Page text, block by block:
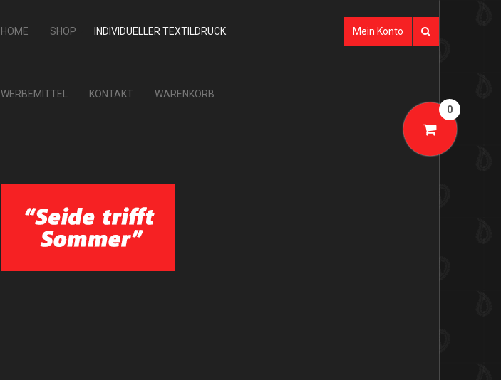
HOME SHOP INDIVIDUELLER TEXTILDRUCK
WERBEMITTEL KONTAKT
WARENKORB
0
Mein Konto
ZURÜCK ZU: TEXTILDRUCK
Tücher, Shirts und vieles mehr